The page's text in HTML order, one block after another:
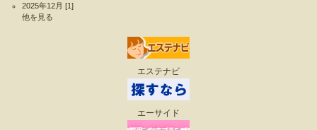
2025年12月 [1]
他を見る
エステナビ
エーサイド